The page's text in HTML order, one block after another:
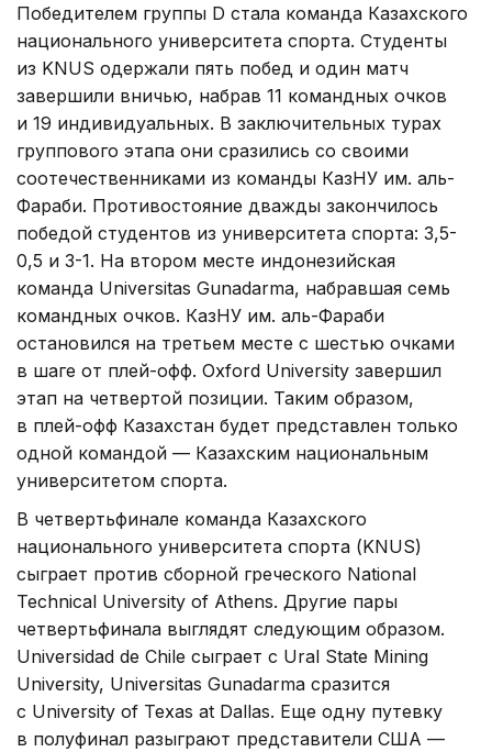
Победителем группы D стала команда Казахского
национального университета спорта. Студенты
из KNUS одержали пять побед и один матч
завершили вничью, набрав 11 командных очков
и 19 индивидуальных. В заключительных турах
группового этапа они сразились со своими
соотечественниками из команды КазНУ им. аль-
Фараби. Противостояние дважды закончилось
победой студентов из университета спорта: 3,5-
0,5 и 3-1. На втором месте индонезийская
команда Universitas Gunadarma, набравшая семь
командных очков. КазНУ им. аль-Фараби
остановился на третьем месте с шестью очками
в шаге от плей-офф. Oxford University завершил
этап на четвертой позиции. Таким образом,
в плей-офф Казахстан будет представлен только
одной командой — Казахским национальным
университетом спорта.
В четвертьфинале команда Казахского
национального университета спорта (KNUS)
сыграет против сборной греческого National
Technical University of Athens. Другие пары
четвертьфинала выглядят следующим образом.
Universidad de Chile сыграет с Ural State Mining
University, Universitas Gunadarma сразится
с University of Texas at Dallas. Еще одну путевку
в полуфинал разыграют представители США —